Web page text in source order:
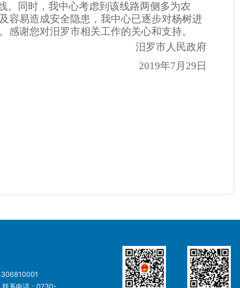
。同时，我中心考虑到该线路两侧多为农
容易造成安全隐患，我中心已逐步对杨树进
感谢您对汨罗市相关工作的关心和支持。
汨罗市人民政府
2019年7月29日
联系电话：0730-